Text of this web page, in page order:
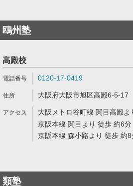
鴎州塾
高殿校
0120-17-0419
大阪府大阪市旭区高殿6-5-17
大阪メトロ谷町線 関目高殿よ
京阪本線 関目より 徒歩 約6分
京阪本線 森小路より 徒歩 約8
類塾